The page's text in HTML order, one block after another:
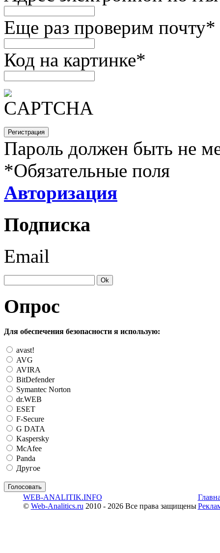
Еще раз проверим почту*
Код на картинке*
Пароль должен быть не
*Обязательные поля
Авторизация
Подписка
Email
Опрос
Для обеспечения безопасности я использую:
avast!
AVG
AVIRA
BitDefender
Symantec Norton
dr.WEB
ESET
F-Secure
G DATA
Kaspersky
McAfee
Panda
Другое
WEB-ANALITIK.INFO
© Web-Analitics.ru 2010 - 2026 Все права защищены